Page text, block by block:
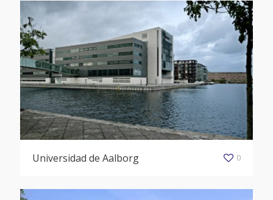
Universidad de Aalborg 0